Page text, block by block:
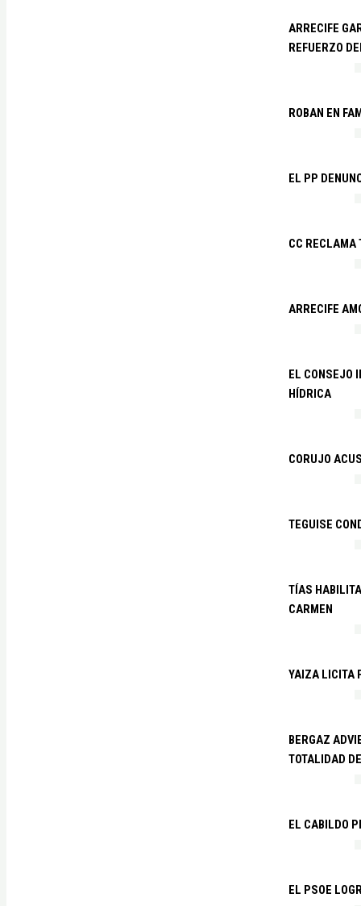
ARRECIFE
REFUERZO
ROBAN EN
EL PP
CC RECLAMA
ARRECIFE
EL CONSEJO
HÍDRICA
CORUJO
TEGUISE
TÍAS
CARMEN
YAIZA LICITA
BERGAZ
TOTALIDAD
EL CABILDO
EL PSOE